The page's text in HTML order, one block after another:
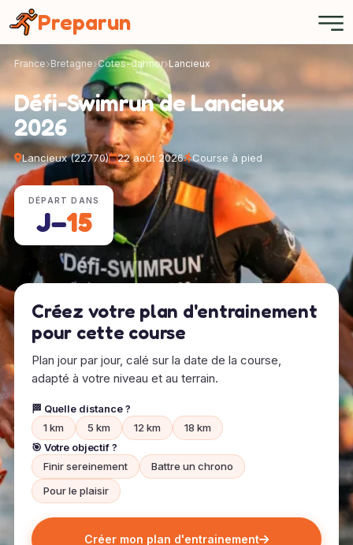
Preparun
France Bretagne Cotes-darmor Lancieux
Défi-Swimrun de Lancieux
2026
Lancieux (22770) 22 août 2026 Course à pied
DÉPART DANS
J−15
Créez votre plan d'entrainement
pour cette course
Plan jour par jour, calé sur la date de la course,
adapté à votre niveau et au terrain.
🏁 Quelle distance ?
1 km
5 km 12 km
18 km
🎯 Votre objectif ?
Finir sereinement
Battre un chrono
Pour le plaisir
Créer mon plan d'entrainement
Panneau de gestion des cookies